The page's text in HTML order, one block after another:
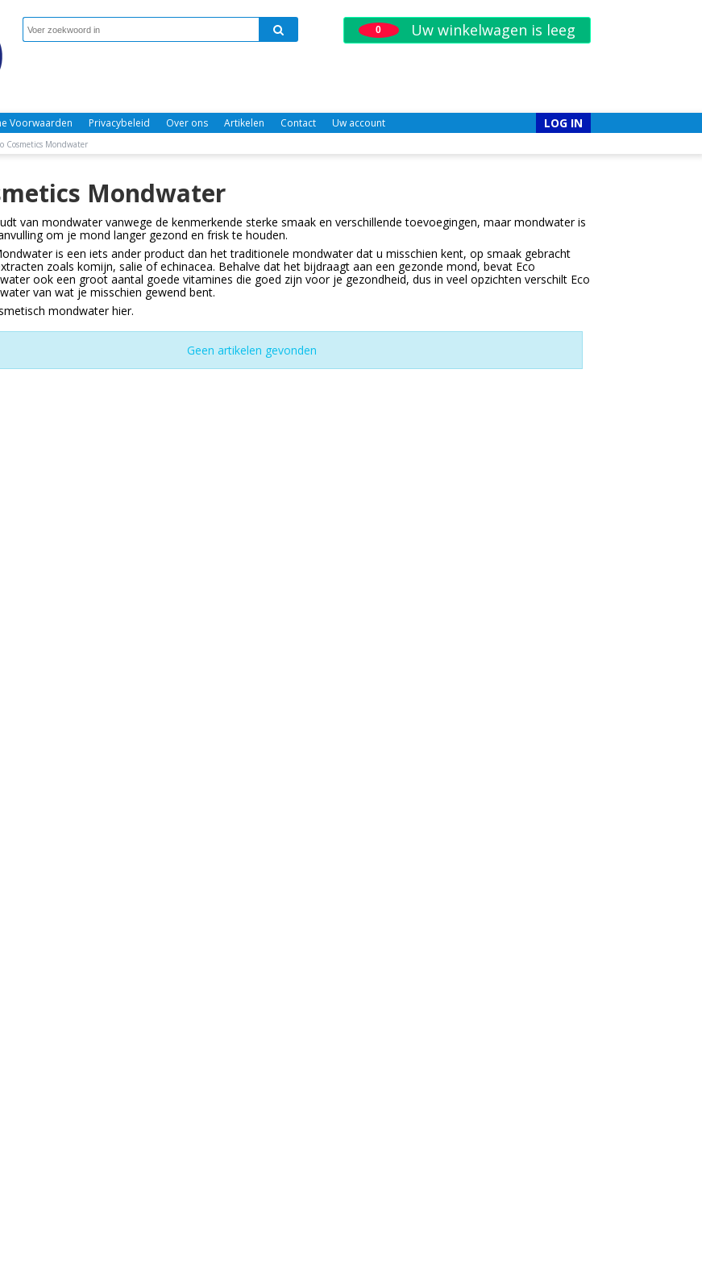
0 Uw winkelwagen is leeg
Voorwaarden Privacybeleid Over ons Artikelen Contact Uw account LOG IN
Cosmetics Mondwater
Mondwater
van mondwater vanwege de kenmerkende sterke smaak en verschillende toevoegingen, maar mondwater is
om je mond langer gezond en frisk te houden.
is een iets ander product dan het traditionele mondwater dat u misschien kent, op smaak gebracht
zoals komijn, salie of echinacea. Behalve dat het bijdraagt aan een gezonde mond, bevat Eco
ook een groot aantal goede vitamines die goed zijn voor je gezondheid, dus in veel opzichten verschilt Eco
van wat je misschien gewend bent.
mondwater hier.
Geen artikelen gevonden